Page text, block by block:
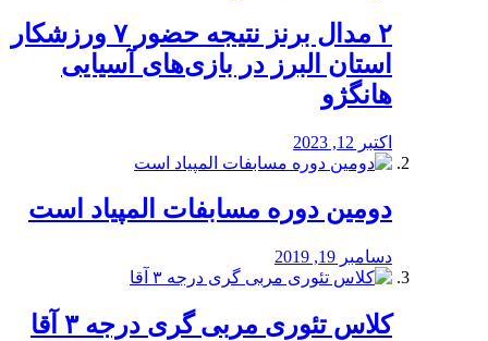
۲ مدال برنز نتیجه حضور ۷ ورزشکار
استان البرز در بازی‌های آسیایی
هانگژو
اکتبر 12, 2023
دومین دوره مسابفات المپیاد است
دسامبر 19, 2019
کلاس تئوری مربی گری درجه ۳ آقا